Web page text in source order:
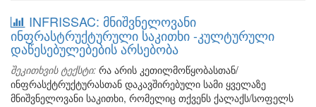
INFRISSAC: მნიშვნელოვანი
ინფრასტრუქტურული საკითხი -კულტურული
დაწესებულებების არსებობა
შეკითხვის ტექსტი: რა არის კეთილმოწყობასთან/
ინფრასქტრუქტურასთან დაკავშირებული სამი ყველაზე
მნიშვნელოვანი საკითხი, რომელიც თქვენს ქალაქს/სოფელს